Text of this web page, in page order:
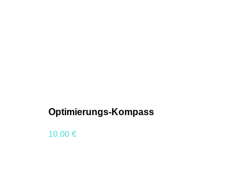
Optimierungs-Kompass
10,00 €